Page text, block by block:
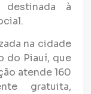
à
na cidade
do Piauí, que
atende 160
gratuita,